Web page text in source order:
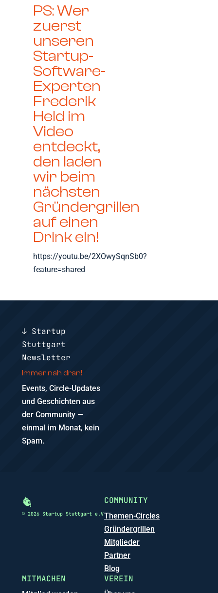
PS: Wer
zuerst
unseren
Startup-
Software-
Experten
Frederik
Held im
Video
entdeckt,
den laden
wir beim
nächsten
Gründergrillen
auf einen
Drink ein!
https://youtu.be/2XOwySqnSb0?
feature=shared
↓ Startup
Stuttgart
Newsletter
Immer nah dran!
Events, Circle-Updates
und Geschichten aus
der Community —
einmal im Monat, kein
Spam.
© 2026 Startup Stuttgart e.V
COMMUNITY
Themen-Circles
Gründergrillen
Mitglieder
Partner
Blog
MITMACHEN VEREIN